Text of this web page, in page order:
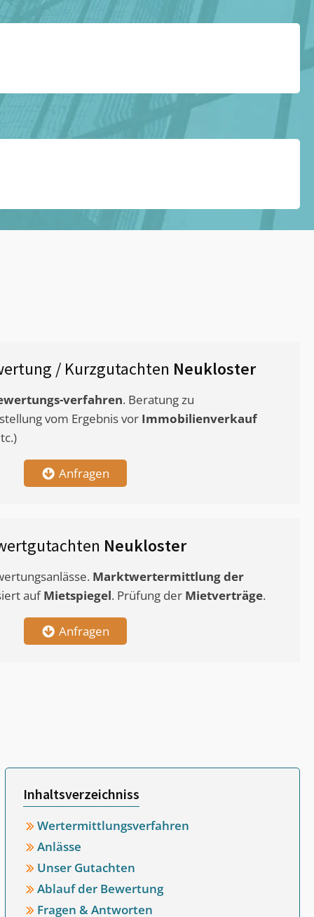
/ Kurzgutachten Neukloster
verfahren. Beratung zu
vom Ergebnis vor Immobilienverkauf
Anfragen
Neukloster
Marktwertermittlungder
aufMietspiegel. Prüfung der Mietverträge.
Anfragen
Inhaltsverzeichniss
Wertermittlungsverfahren
Anlässe
Unser Gutachten
Ablauf der Bewertung
Fragen & Antworten